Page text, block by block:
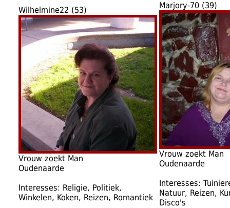
Wilhelmine22 (53)
Vrouw zoekt Man
Oudenaarde
Interesses: Religie, Politiek,
Winkelen, Koken, Reizen, Romantiek
Marjory-70 (39)
Vrouw zoekt Man
Oudenaarde
Interesses:
Natuur, Reizen,
Disco's